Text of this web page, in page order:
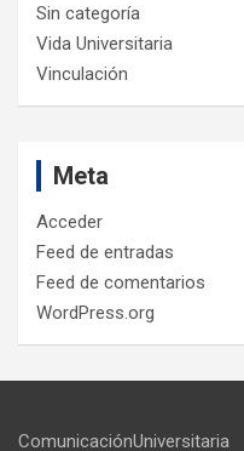
Sin categoría
Vida Universitaria
Vinculación
Meta
Acceder
Feed de entradas
Feed de comentarios
WordPress.org
ComunicaciónUniversitaria